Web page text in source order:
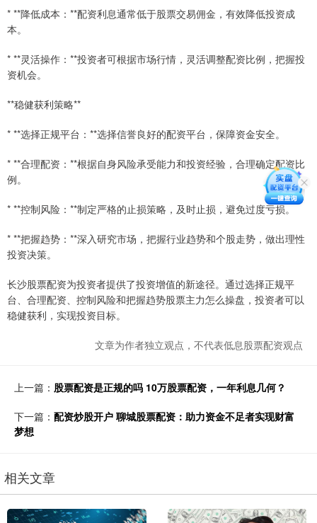
* **降低成本：**配资利息通常低于股票交易佣金，有效降低投资成
本。
* **灵活操作：**投资者可根据市场行情，灵活调整配资比例，把握投
资机会。
**稳健获利策略**
* **选择正规平台：**选择信誉良好的配资平台，保障资金安全。
* **合理配资：**根据自身风险承受能力和投资经验，合理确定配资比
例。
* **控制风险：**制定严格的止损策略，及时止损，避免过度亏损。
* **把握趋势：**深入研究市场，把握行业趋势和个股走势，做出理性
投资决策。
长沙股票配资为投资者提供了投资增值的新途径。通过选择正规平
台、合理配资、控制风险和把握趋势股票主力怎么操盘，投资者可以
稳健获利，实现投资目标。
文章为作者独立观点，不代表低息股票配资观点
上一篇： 股票配资是正规的吗 10万股票配资，一年利息几何？
下一篇： 配资炒股开户 聊城股票配资：助力资金不足者实现财富
梦想
相关文章